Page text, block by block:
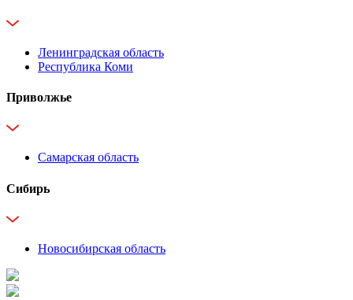
Ленинградская область
Республика Коми
Приволжье
Самарская область
Сибирь
Новосибирская область